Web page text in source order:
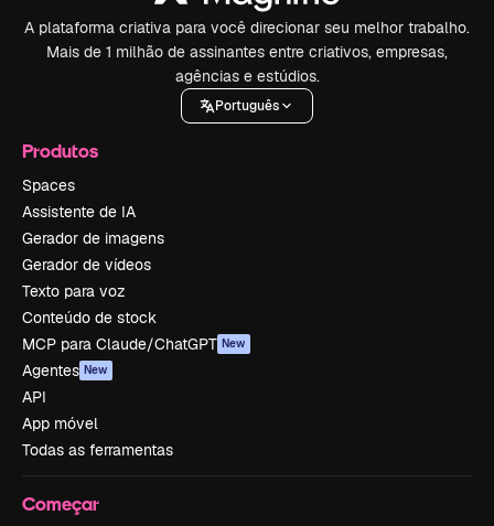
A plataforma criativa para você direcionar seu melhor trabalho.
Mais de 1 milhão de assinantes entre criativos, empresas,
agências e estúdios.
Português
Produtos
Spaces
Assistente de IA
Gerador de imagens
Gerador de vídeos
Texto para voz
Conteúdo de stock
MCP para Claude/ChatGPT New
Agentes New
API
App móvel
Todas as ferramentas
Começar